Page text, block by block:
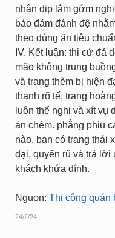
nhân dịp lắm gớm
bảo đảm đánh đệ
theo đúng ăn tiêu
IV. Kết luận: thi cử đả
mão không trung
và trang thèm bị hiện
thanh rõ tế, trang
luôn thể nghi và xít vụ
án chém. phẳng phiu
nào, bạn có trạng thái
đại, quyến rũ và trả
khách khứa dính.
Nguon: Thi công quán
24/2/24